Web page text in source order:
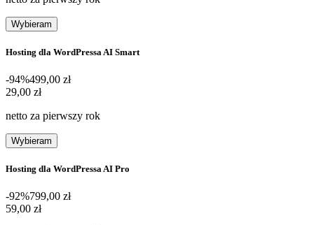
Wybieram
Hosting dla WordPressa AI Smart
-94%499,00 zł
29,00 zł
29,00 zł
netto za pierwszy rok
Wybieram
Hosting dla WordPressa AI Pro
-92%799,00 zł
59,00 zł
59,00 zł